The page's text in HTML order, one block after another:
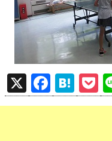
X
F
a
H
at
P
o